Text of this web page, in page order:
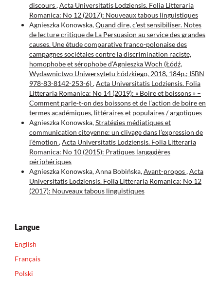
discours,Acta Universitatis Lodziensis. Folia Litteraria
Romanica: No 12 (2017): Nouveaux tabous linguistiques
Agnieszka Konowska,Quand dire, c’est sensibiliser. Notes
de lecture critique de La Persuasion au service des grandes
causes. Une étude comparative franco-polonaise des
campagnes sociétales contre la discrimination raciste,
homophobe et sérophobe d’Agnieszka Woch (Łódź,
Wydawnictwo Uniwersytetu Łódzkiego, 2018, 184p.; ISBN
978-83-8142-253-6),Acta Universitatis Lodziensis. Folia
Litteraria Romanica: No 14 (2019): « Boire et boissons » –
Comment parle-t-on des boissons et de l’action de boire en
termes académiques, littéraires et populaires / argotiques
Agnieszka Konowska,Stratégies médiatiques et
communication citoyenne: un clivage dans l’expression de
l’émotion ,Acta Universitatis Lodziensis. Folia Litteraria
Romanica: No 10 (2015): Pratiques langagières
périphériques
Agnieszka Konowska, Anna Bobińska,Avant-propos,Acta
Universitatis Lodziensis. Folia Litteraria Romanica: No 12
(2017): Nouveaux tabous linguistiques
Langue
English
Français
Polski